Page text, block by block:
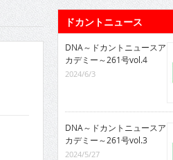
ドカントニュース
DNA～ドカントニュースア
カデミー～261号vol.4
2024/6/3
DNA～ドカントニュースア
カデミー～261号vol.3
2024/5/27